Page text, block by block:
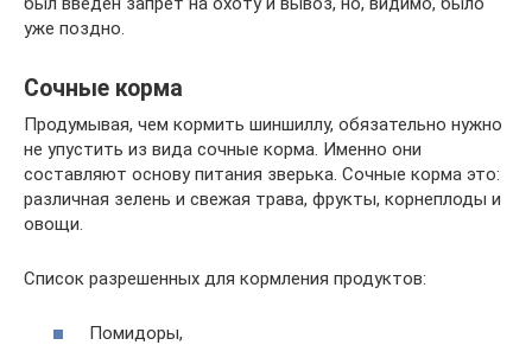
уже поздно.
Сочные корма
Продумывая, чем кормить шиншиллу, обязательно нужно
не упустить из вида сочные корма. Именно они
составляют основу питания зверька. Сочные корма это:
различная зелень и свежая трава, фрукты, корнеплоды и
овощи.
Список разрешенных для кормления продуктов:
Помидоры,